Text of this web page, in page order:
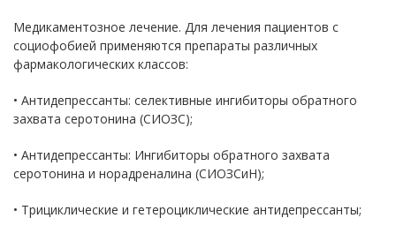
Медикаментозное лечение. Для лечения пациентов с
социофобией применяются препараты различных
фармакологических классов:
• Антидепрессанты: селективные ингибиторы обратного
захвата серотонина (СИОЗС);
• Антидепрессанты: Ингибиторы обратного захвата
серотонина и норадреналина (СИОЗСиН);
• Трициклические и гетероциклические антидепрессанты;